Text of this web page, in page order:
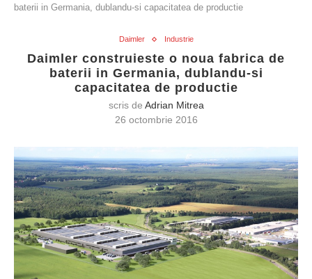
baterii in Germania, dublandu-si capacitatea de productie
Daimler Industrie
Daimler construieste o noua fabrica de
baterii in Germania, dublandu-si
capacitatea de productie
scris de Adrian Mitrea
26 octombrie 2016